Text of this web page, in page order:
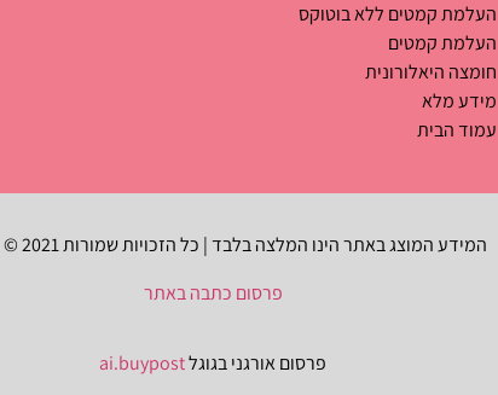
העלמת קמטים ללא בוטוקס
העלמת קמטים
חומצה היאלורונית
מידע מלא
עמוד הבית
המידע המוצג באתר הינו המלצה בלבד | כל הזכויות שמורות 2021 © אסתטיק
פרסום כתבה באתר
פרסום אורגני בגוגלai.buypost